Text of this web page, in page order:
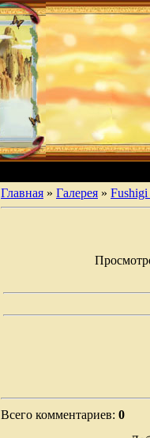
Главная » Галерея » Fushigi
Всего комментариев: 0